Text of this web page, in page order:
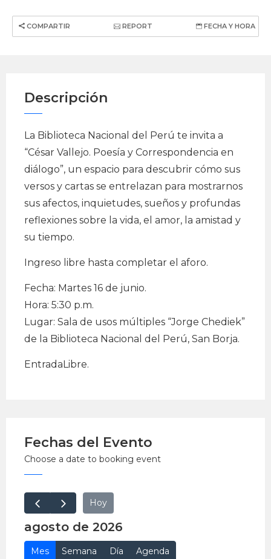
COMPARTIR REPORT FECHA Y HORA
Descripción
La Biblioteca Nacional del Perú te invita a
“César Vallejo. Poesía y Correspondencia en
diálogo”, un espacio para descubrir cómo sus
versos y cartas se entrelazan para mostrarnos
sus afectos, inquietudes, sueños y profundas
reflexiones sobre la vida, el amor, la amistad y
su tiempo.
Ingreso libre hasta completar el aforo.
Fecha: Martes 16 de junio.
Hora: 5:30 p.m.
Lugar: Sala de usos múltiples “Jorge Chediek”
de la Biblioteca Nacional del Perú, San Borja.
EntradaLibre.
Fechas del Evento
Choose a date to booking event
Hoy
agosto de 2026
Mes Semana Día Agenda